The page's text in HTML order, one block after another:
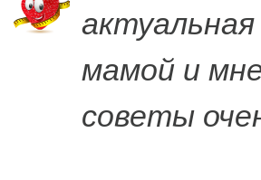
мамой и
советы